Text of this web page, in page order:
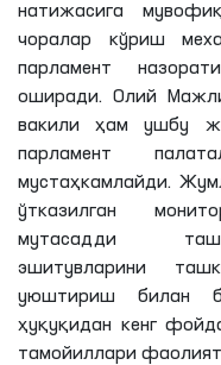
натижасига
чоралар кўриш
парламент
оширади. Олий
вакили ҳам ушбу
парламент
мустаҳкамлайди.
ўтказилган
мутасадди
эшитувларини
уюштириш билан
ҳуқуқидан кенг
тамойиллари